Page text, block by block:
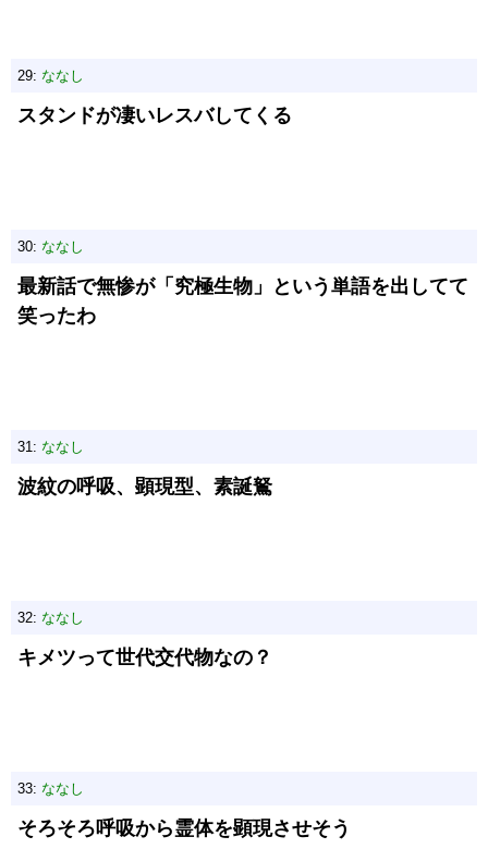
29: ななし
スタンドが凄いレスバしてくる
30: ななし
最新話で無惨が「究極生物」という単語を出してて
笑ったわ
31: ななし
波紋の呼吸、顕現型、素誕鴑
32: ななし
キメツって世代交代物なの？
33: ななし
そろそろ呼吸から霊体を顕現させそう